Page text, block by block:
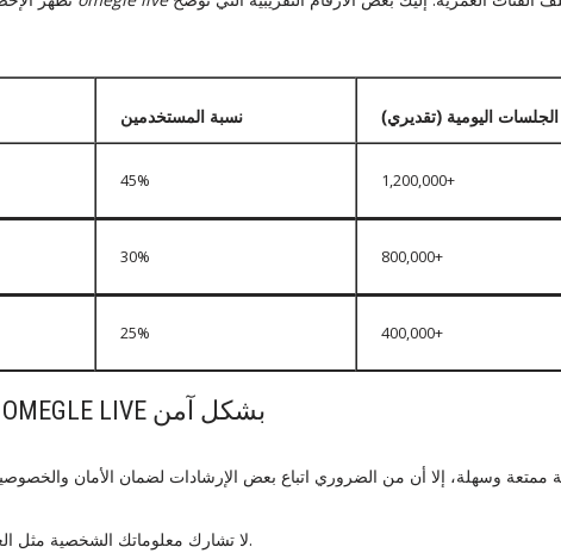
نسبة المستخدمين اليومية (تقديري)
45% 1,200,000+
30% 800,000+
25% 400,000+
كيفية استخدام OMEGLE LIVE بشكل آمن
لا تشارك معلوماتك الشخصية مثل العنوان أو رقم الهاتف.